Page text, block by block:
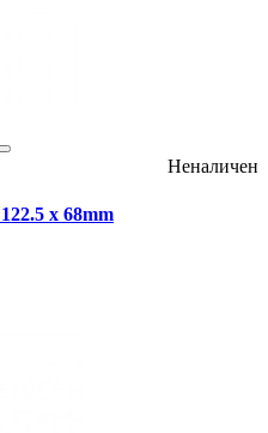
Неналичен
x 68mm